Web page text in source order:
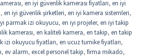
, en iyi güvenlik kamerası fiyatları, en iyi
, en iyi güvenlik şirketleri, en iyi kamera sistemleri,
parmak izi okuyucu, en iyi projeler, en iyi takip
kamerası, en kaliteli kamera, en takip, en takip
izi okuyucu fiyatları, en ucuz turnike fiyatları,
, ev alarm, excel personel takip, firma mikado,